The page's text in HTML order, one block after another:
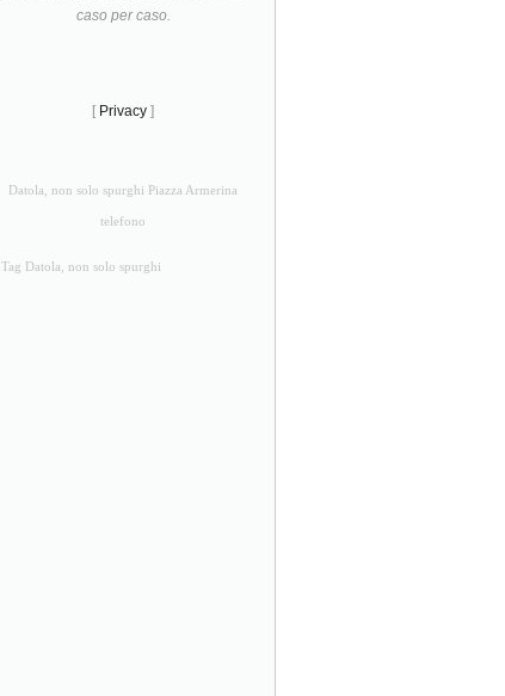
caso per caso.
[ Privacy ]
Datola, non solo spurghi Piazza Armerina
telefono
Tag Datola, non solo spurghi